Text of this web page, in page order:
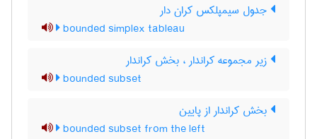
جدول سیمپلکس کران دار
bounded simplex tableau
زیر مجموعه کراندار ، بخش کراندار
bounded subset
بخش کراندار از پایین
bounded subset from the left